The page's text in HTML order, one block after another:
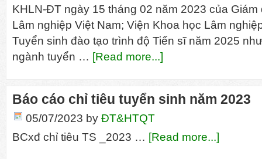
KHLN-ĐT ngày 15 tháng 02 năm 2023 của
Lâm nghiệp Việt Nam; Viện Khoa học Lâm
Tuyển sinh đào tạo trình độ Tiến sĩ năm 2025
ngành tuyển … [Read more...]
Báo cáo chỉ tiêu tuyển sinh năm 2023
05/07/2023 by ĐT&HTQT
BCxđ chỉ tiêu TS _2023 … [Read more...]